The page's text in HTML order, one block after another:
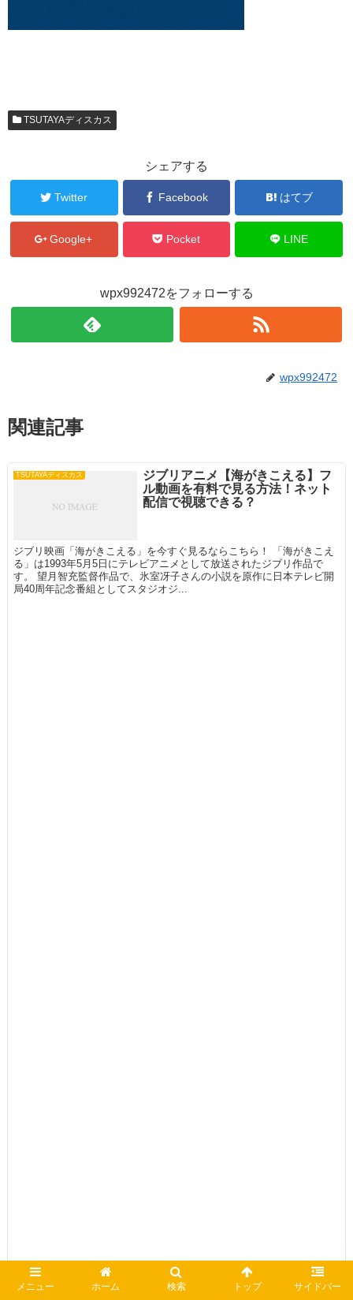
TSUTAYAディスカス
シェアする
Twitter Facebook はてブ
Google+ Pocket LINE
wpx992472をフォローする
wpx992472
関連記事
TSUTAYAディスカス
ジブリアニメ【海がきこえる】フ
ル動画を有料で見る方法！ネット
配信で視聴できる？
ジブリ映画「海がきこえる」を今すぐ見るならこちら！ 「海がきこえ
る」は1993年5月5日にテレビアニメとして放送されたジブリ作品で
す。 望月智充監督作品で、氷室冴子さんの小説を原作に日本テレビ開
局40周年記念番組としてスタジオジ...
メニュー ホーム 検索 トップ サイドバー